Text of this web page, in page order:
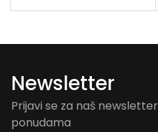
Newsletter
Prijavi se za naš
ponudama